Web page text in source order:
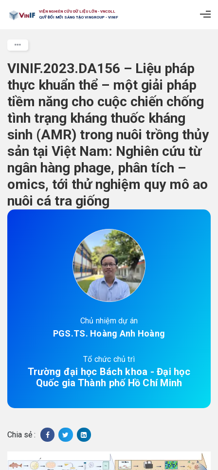
VIỆN NGHIÊN CỨU DỮ LIỆU LỚN - VNCDLL
QUỸ ĐỔI MỚI SÁNG TẠO VINGROUP - VINIF
VINIF.2023.DA156 – Liệu pháp
thực khuẩn thể – một giải pháp
tiềm năng cho cuộc chiến chống
tình trạng kháng thuốc kháng
sinh (AMR) trong nuôi trồng thủy
sản tại Việt Nam: Nghiên cứu từ
ngân hàng phage, phân tích –
omics, tới thử nghiệm quy mô ao
nuôi cá tra giống
Chủ nhiệm dự án
PGS.TS. Hoàng Anh Hoàng
Tổ chức chủ trì
Trường đại học Bách khoa - Đại học
Quốc gia Thành phố Hồ Chí Minh
Chia sẻ :